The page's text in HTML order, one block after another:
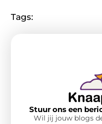
Tags:
Stuur ons een
Wil jij jouw blogs